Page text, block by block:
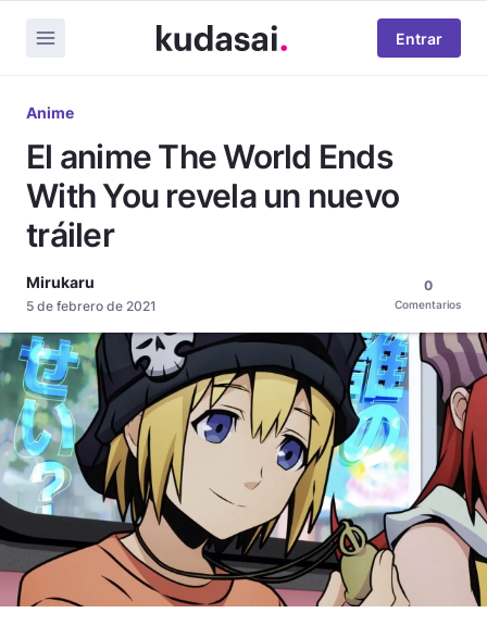
Entrar
Anime
El anime The World Ends
With You revela un nuevo
tráiler
Mirukaru
5 de febrero de 2021
0
Comentarios